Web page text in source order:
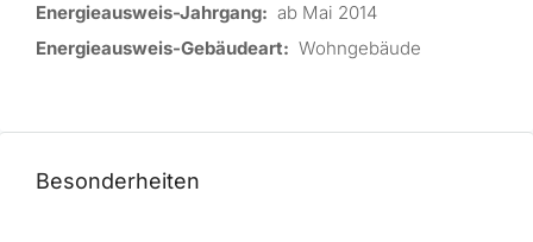
Energieausweis-Jahrgang: ab Mai 2014
Energieausweis-Gebäudeart: Wohngebäude
Besonderheiten